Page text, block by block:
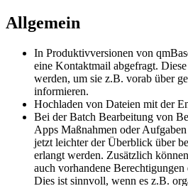
Allgemein
In Produktivversionen von
eine Kontaktmail abgefragt.
werden, um sie z.B. vorab über
informieren.
Hochladen von Dateien mit der
Bei der Batch Bearbeitung von
Apps Maßnahmen oder
jetzt leichter der Überblick über
erlangt werden. Zusätzlich
auch vorhandene
Dies ist sinnvoll, wenn es z.B.